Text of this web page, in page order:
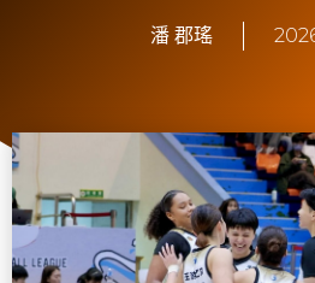
潘 郡瑤